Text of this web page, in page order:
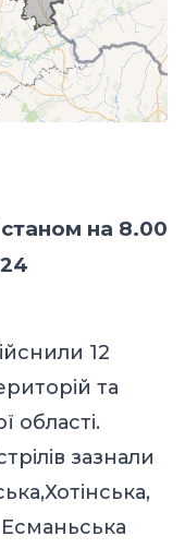
на 8.00
12
та
області.
зазнали
Есманьська